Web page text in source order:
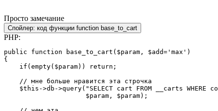
Просто замечание
Спойлер: код функции function base_to_cart
PHP:
public function base_to_cart($param, $add='max')
{
    if(empty($param)) return;
    // мне больше нравится эта строчка
$this->db->query("SELECT cart FROM __carts WHERE
                     $param, $param);